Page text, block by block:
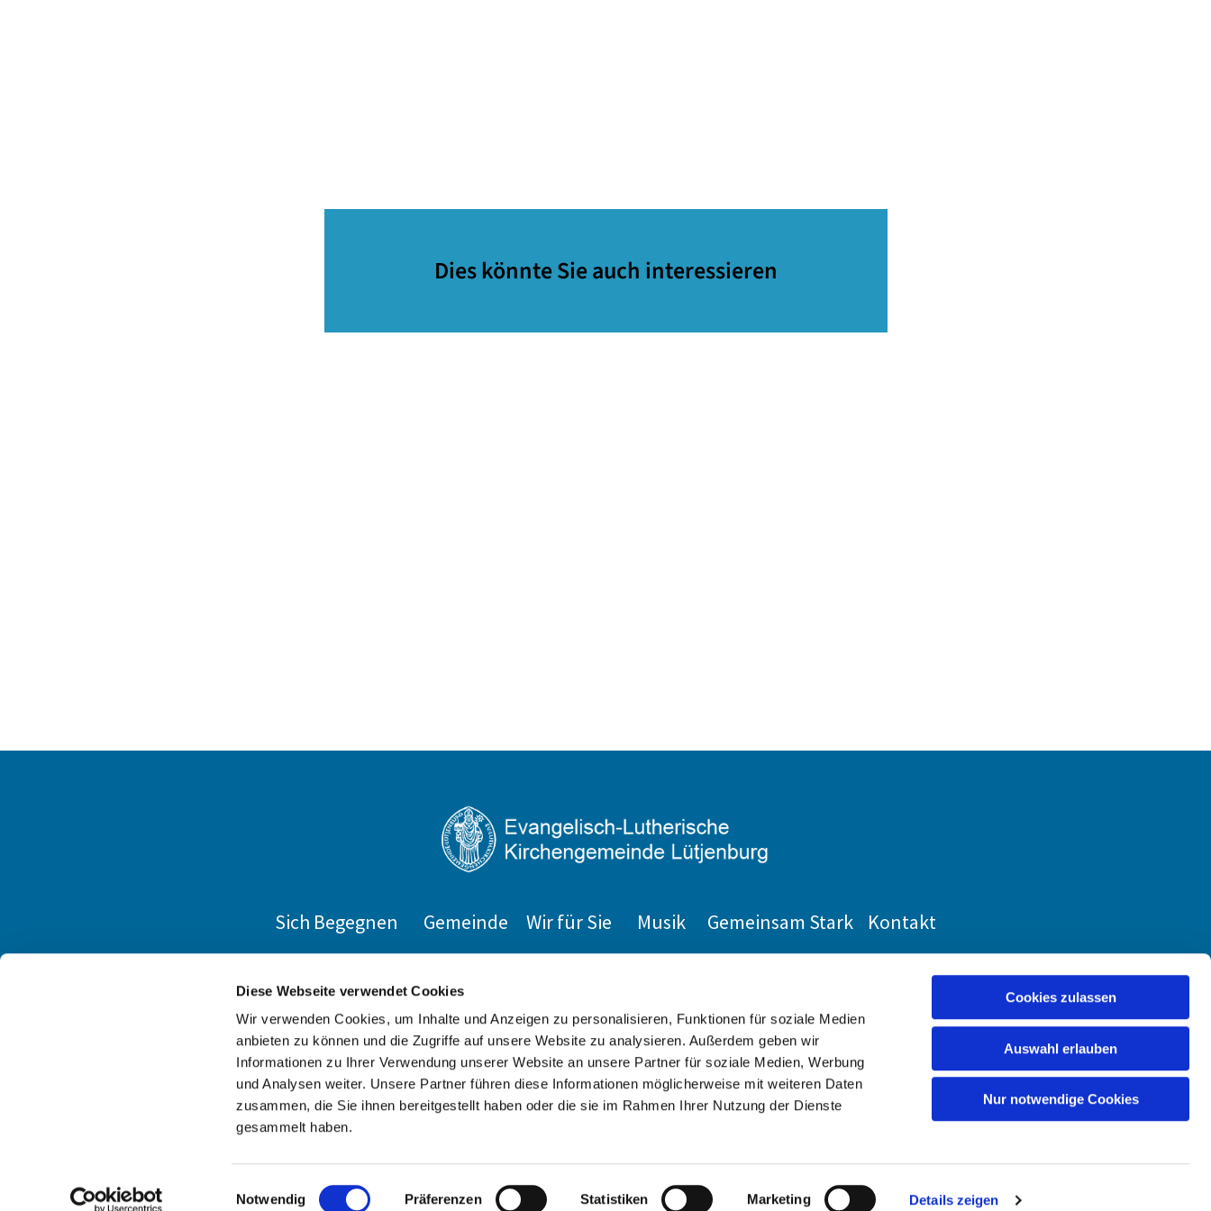
Diese Webseite verwendet Cookies
Wir verwenden Cookies, um Inhalte und Anzeigen zu personalisieren, Funktionen für soziale Medien
anbieten zu können und die Zugriffe auf unsere Website zu analysieren. Außerdem geben wir
Informationen zu Ihrer Verwendung unserer Website an unsere Partner für soziale Medien, Werbung
und Analysen weiter. Unsere Partner führen diese Informationen möglicherweise mit weiteren Daten
zusammen, die Sie ihnen bereitgestellt haben oder die sie im Rahmen Ihrer Nutzung der Dienste
gesammelt haben.
Einwilligungsauswahl
Notwendig Präferenzen Statistiken Marketing Details zeigen
Cookies zulassen
Auswahl erlauben
Nur notwendige Cookies
Dies könnte Sie auch interessieren
Sich Begegnen Gemeinde Wir für Sie Musik Gemeinsam Stark Kontakt